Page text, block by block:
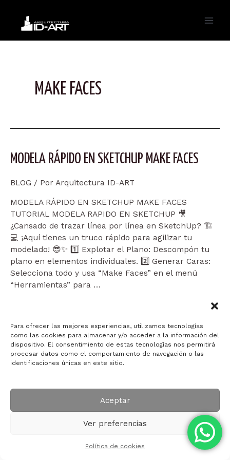
Para ofrecer las mejores experiencias, utilizamos tecnologías
como las cookies para almacenar y/o acceder a la información del
dispositivo. El consentimiento de estas tecnologías nos permitirá
procesar datos como el comportamiento de navegación o las
identificaciones únicas en este sitio.
Aceptar
Ver preferencias
Política de cookies
contenido
MAKE FACES
MODELA RÁPIDO EN SKETCHUP MAKE FACES
BLOG / Por Arquitectura ID-ART
MODELA RÁPIDO EN SKETCHUP MAKE FACES
TUTORIAL MODELA RAPIDO EN SKETCHUP 🎥
¿Cansado de trazar línea por línea en SketchUp? 🏗️
💻 ¡Aquí tienes un truco rápido para agilizar tu
modelado! 😎✨ 1️⃣ Explotar el Plano: Descompón tu
plano en elementos individuales. 2️⃣ Generar Caras:
Selecciona todo y usa “Make Faces” en el menú
“Herramientas” para …
EN
SKETCHUP
MAKE
FACES
Copyright © 2026 Arquitectura ID-ART
Powered by Arquitectura ID-ART